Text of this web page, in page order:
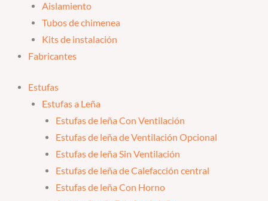
Aislamiento
Tubos de chimenea
Kits de instalación
Fabricantes
Estufas
Estufas a Leña
Estufas de leña Con Ventilación
Estufas de leña de Ventilación Opcional
Estufas de leña Sin Ventilación
Estufas de leña de Calefacción central
Estufas de leña Con Horno